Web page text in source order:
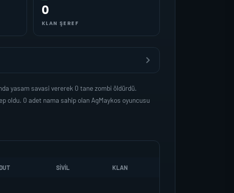
0
KLAN ŞEREF
yasam savasi vererek 0 tane zombi öldürdü.
oldu. 0 adet nama sahip olan AgMaykos oyuncusu
SIVIL KLAN